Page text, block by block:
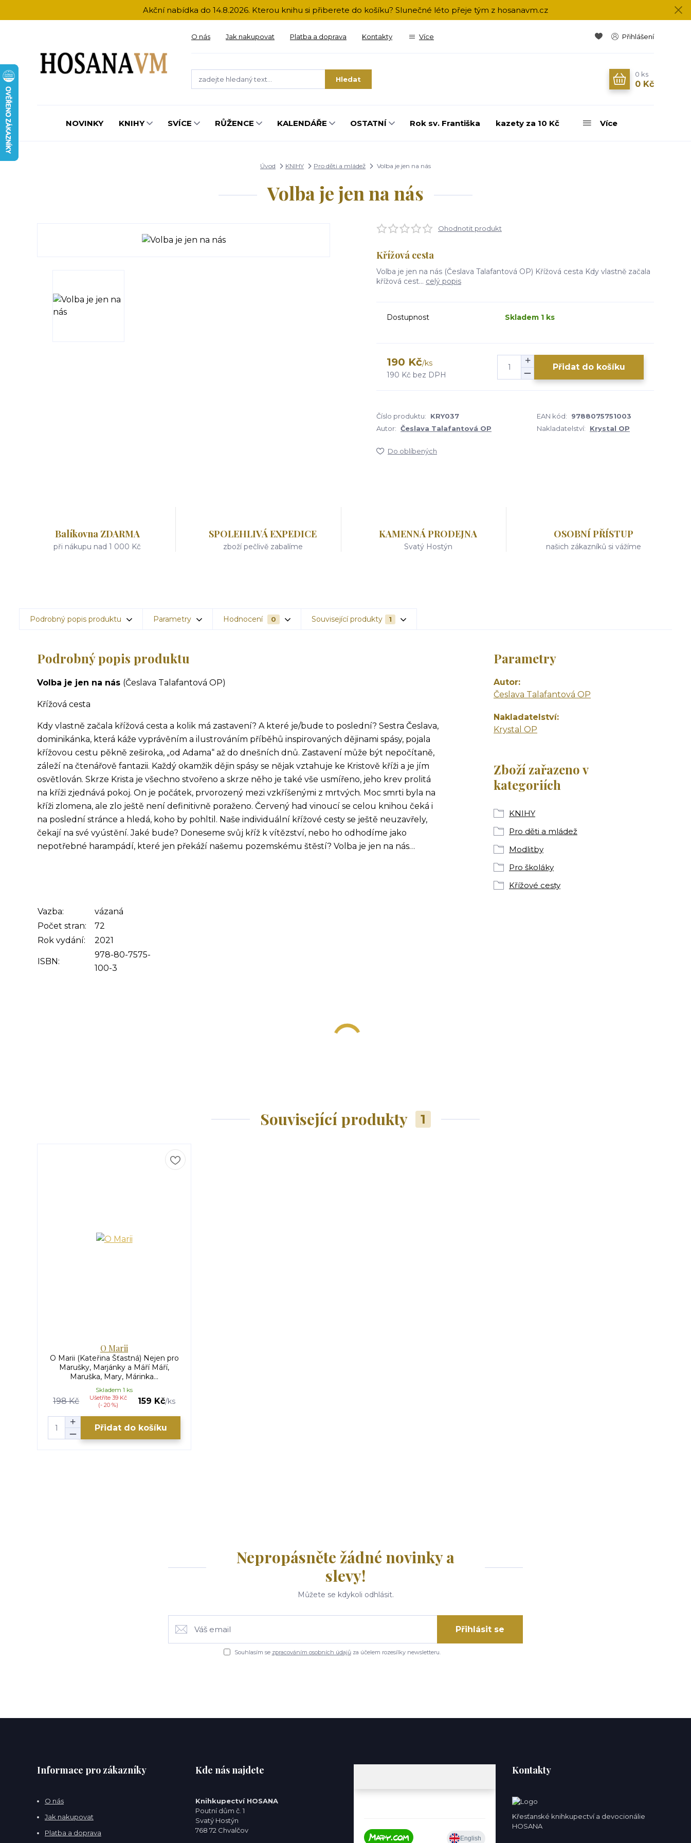
Akční nabídka do 14.8.2026. Kterou knihu si přiberete do košíku? Slunečné léto přeje tým z hosanavm.cz
O nás Jak nakupovat Platba a doprava Kontakty Více Přihlášení
Hledat
0 ks
0 Kč
NOVINKY KNIHY SVÍCE RŮŽENCE KALENDÁŘE OSTATNÍ Rok sv. Františka kazety za 10 Kč Více
Úvod KNIHY Pro děti a mládež Volba je jen na nás
Volba je jen na nás
Ohodnotit produkt
Křížová cesta
Volba je jen na nás (Česlava Talafantová OP) Křížová cesta Kdy vlastně začala
křížová cest... celý popis
Dostupnost Skladem 1 ks
190 Kč/ks
190 Kč bez DPH
Přidat do košíku
Číslo produktu: KRY037 EAN kód:
9788075751003
Autor: Česlava Talafantová OP Nakladatelství: Krystal OP
Do oblíbených
Balíkovna ZDARMA
při nákupu nad 1 000 Kč
SPOLEHLIVÁ EXPEDICE
zboží pečlivě zabalíme
KAMENNÁ PRODEJNA
Svatý Hostýn
OSOBNÍ PŘÍSTUP
našich zákazníků si vážíme
Podrobný popis produktu Parametry Hodnocení 0 Související produkty 1
Podrobný popis produktu
Volba je jen na nás (Česlava Talafantová OP)
Křížová cesta
Kdy vlastně začala křížová cesta a kolik má zastavení? A které je/bude to poslední? Sestra Česlava,
dominikánka, která káže vyprávěním a ilustrováním příběhů inspirovaných dějinami spásy, pojala
křížovou cestu pěkně zeširoka, „od Adama“ až do dnešních dnů. Zastavení může být nepočítaně,
záleží na čtenářově fantazii. Každý okamžik dějin spásy se nějak vztahuje ke Kristově kříži a je jím
osvětlován. Skrze Krista je všechno stvořeno a skrze něho je také vše usmířeno, jeho krev prolitá
na kříži zjednává pokoj. On je počátek, prvorozený mezi vzkříšenými z mrtvých. Moc smrti byla na
kříži zlomena, ale zlo ještě není definitivně poraženo. Červený had vinoucí se celou knihou čeká i
na poslední stránce a hledá, koho by pohltil. Naše individuální křížové cesty se ještě neuzavřely,
čekají na své vyústění. Jaké bude? Doneseme svůj kříž k vítězství, nebo ho odhodíme jako
nepotřebné harampádí, které jen překáží našemu pozemskému štěstí? Volba je jen na nás…
Vazba:
vázaná
Počet stran:
72
Rok vydání:
2021
ISBN:
978-80-7575-
100-3
Parametry
Autor
Česlava Talafantová OP
Nakladatelství
Krystal OP
Zboží zařazeno v
kategoriích
KNIHY
Pro děti a mládež
Modlitby
Pro školáky
Křížové cesty
Související produkty 1
O Marii
O Marii (Kateřina Šťastná) Nejen pro
Marušky, Marjánky a Máří Máří,
Maruška, Mary, Márinka...
198 Kč
Ušetříte 39 Kč
(- 20 %)
159 Kč/ks
Skladem 1 ks
Přidat do košíku
Nepropásněte žádné novinky a
slevy!
Můžete se kdykoli odhlásit.
Přihlásit se
Souhlasím se zpracováním osobních údajůza účelem rozesílky newsletteru.
Informace pro zákazníky
O nás
Jak nakupovat
Platba a doprava
Kde nás najdete
Knihkupectví HOSANA
Poutní dům č. 1
Svatý Hostýn
768 72 Chvalčov
Kontakty
Křesťanské knihkupectví a devocionálie
HOSANA